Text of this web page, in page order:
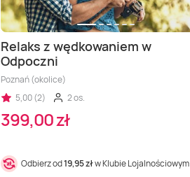
Relaks z wędkowaniem w
Odpoczni
Poznań (okolice)
5,00 (2)
2 os.
399,00 zł
Odbierz od19,95 złw Klubie Lojalnościowym